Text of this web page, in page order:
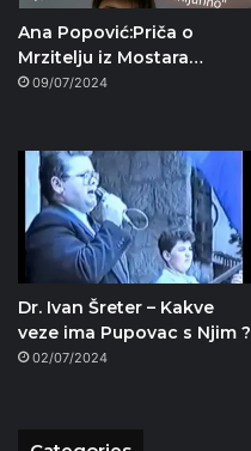
Ana Popović:Priča o
Mrzitelju iz Mostara…
09/07/2024
Dr. Ivan Šreter – Kakve
veze ima Pupovac s Njim ?
02/07/2024